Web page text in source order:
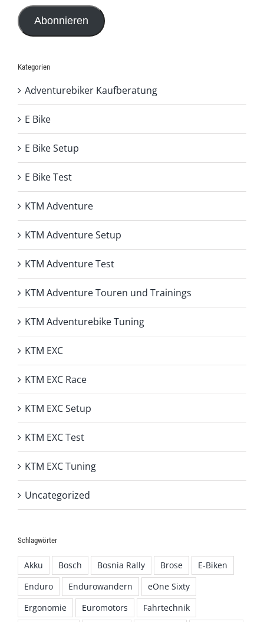
Adresse
Abonnieren
Kategorien
Adventurebiker Kaufberatung
E Bike
E Bike Setup
E Bike Test
KTM Adventure
KTM Adventure Setup
KTM Adventure Test
KTM Adventure Touren und Trainings
KTM Adventurebike Tuning
KTM EXC
KTM EXC Race
KTM EXC Setup
KTM EXC Test
KTM EXC Tuning
Uncategorized
Schlagwörter
Akku Bosch Bosnia Rally Brose
E-Biken
Enduro
Endurowandern
eOne Sixty
Ergonomie
Euromotors
Fahrtechnik